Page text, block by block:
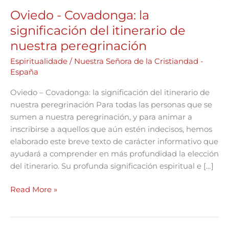
Oviedo - Covadonga: la
significación del itinerario de
nuestra peregrinación
Espiritualidade / Nuestra Señora de la Cristiandad -
España
Oviedo – Covadonga: la significación del itinerario de
nuestra peregrinación Para todas las personas que se
sumen a nuestra peregrinación, y para animar a
inscribirse a aquellos que aún estén indecisos, hemos
elaborado este breve texto de carácter informativo que
ayudará a comprender en más profundidad la elección
del itinerario. Su profunda significación espiritual e […]
Read More »